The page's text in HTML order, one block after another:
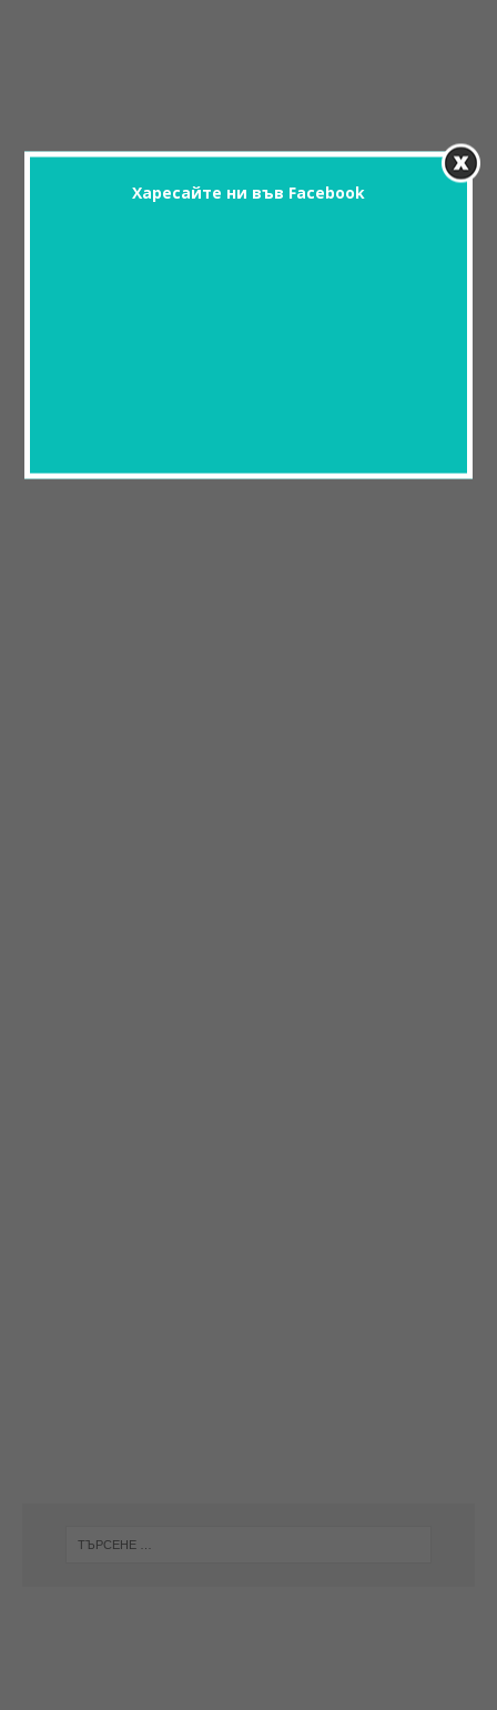
Харесайте ни във Facebook